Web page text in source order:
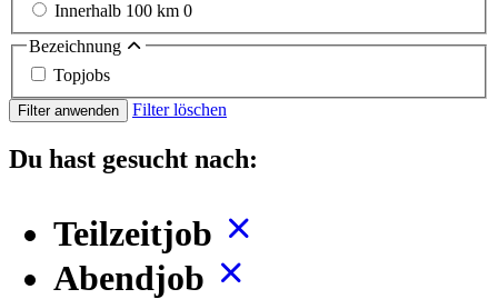
Innerhalb 100 km 0
Bezeichnung
Topjobs
Filter anwenden Filter löschen
Du hast gesucht nach:
Teilzeitjob
Abendjob